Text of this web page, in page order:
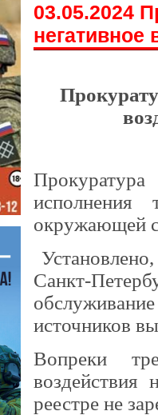
03.05.2024
исполнения
окружающей
Санкт-
источников
Вопреки
реестре не